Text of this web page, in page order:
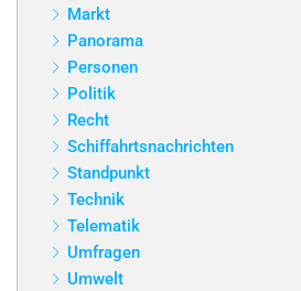
Markt
Panorama
Personen
Politik
Recht
Schiffahrtsnachrichten
Standpunkt
Technik
Telematik
Umfragen
Umwelt